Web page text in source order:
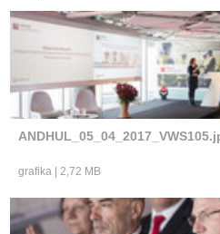
grafika 2,72 MB